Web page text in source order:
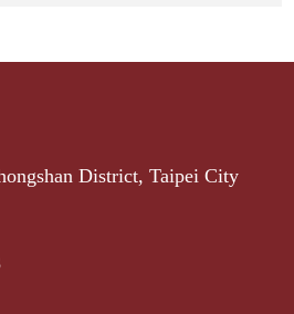
District, Taipei City